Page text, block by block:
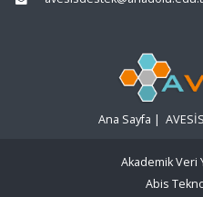
Ana Sayfa |
Akademik Veri
Abis